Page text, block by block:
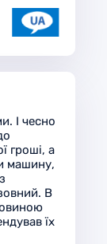
І чесно
гроші, а
машину,
В
їх